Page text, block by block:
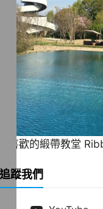
很喜歡的緞帶教堂
蹤我們